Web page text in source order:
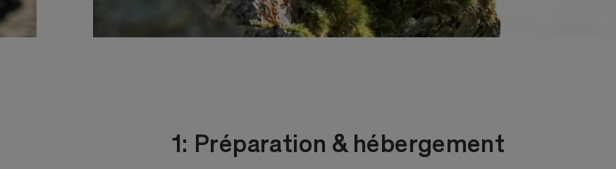
1: Préparation & hébergement